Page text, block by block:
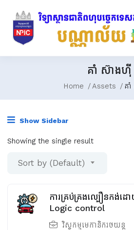
គាំ ស៊ាងហ៊ី
Home Assets គ
Show Sidebar
Showing the single result
Sort by (Default)
ការគ្រប់គ្រងល្បឿនកង់ដោ
Logic control
វិស្វកម្មមេកានិករថយន្ត